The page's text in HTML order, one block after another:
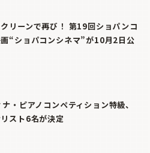
リーンで再び！ 第19回ショパンコ
“ショパコンシネマ”が10月2日公
・ピアノコンペティション特級、
スト6名が決定